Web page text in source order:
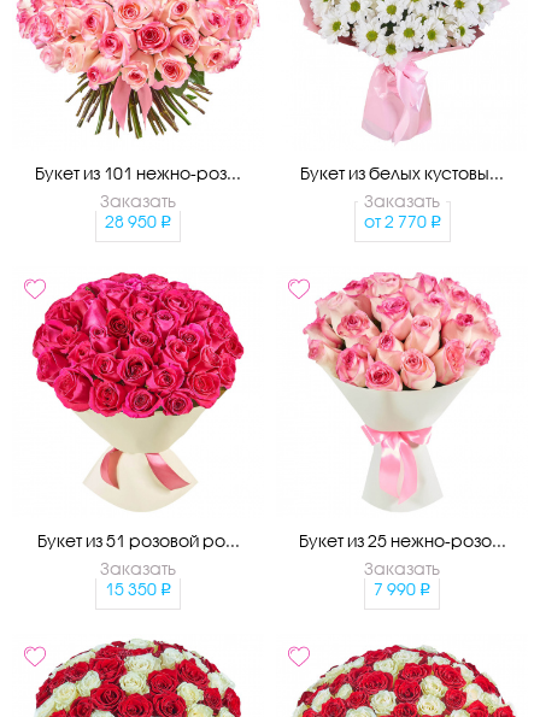
Букет из 101 нежно-роз...
Заказать
28 950
Букет из белых кустовы...
Заказать
от 2 770
Букет из 51 розовой ро...
Заказать
15 350
Букет из 25 нежно-розо...
Заказать
7 990